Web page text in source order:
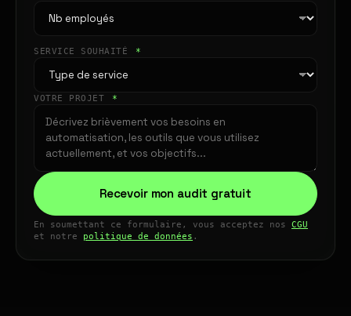
SERVICE SOUHAITÉ *
VOTRE PROJET *
Recevoir mon audit gratuit
En soumettant ce formulaire, vous acceptez nos CGU
et notre politique de données .